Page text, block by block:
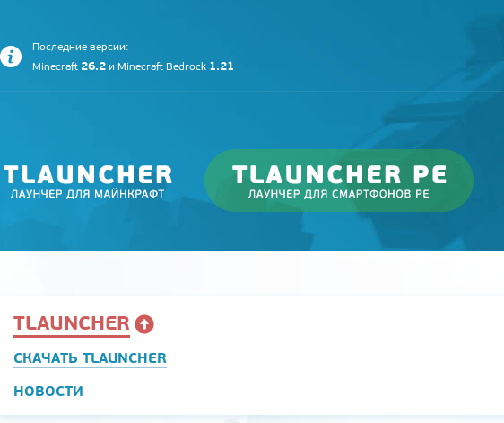
Последние версии:
Minecraft 26.2 и Minecraft Bedrock 1.21
TLAUNCHER
СКАЧАТЬ TLAUNCHER
НОВОСТИ